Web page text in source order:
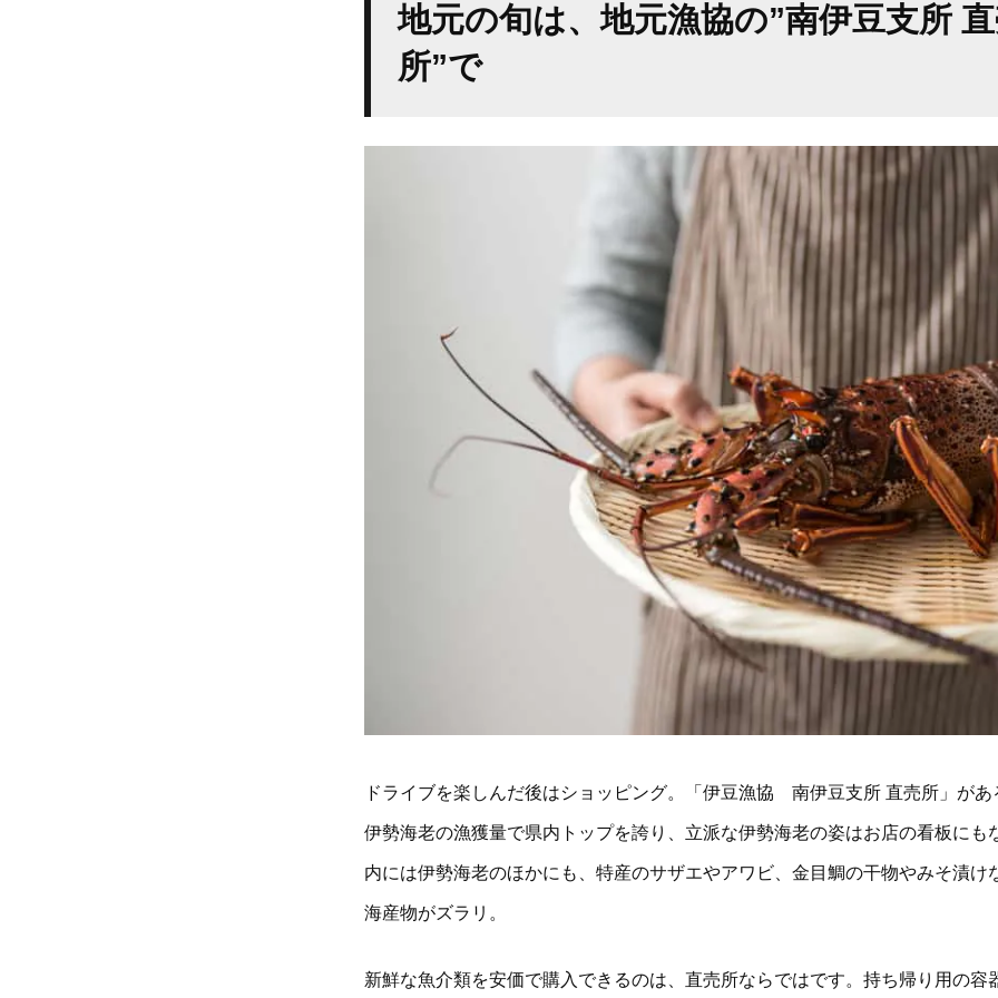
地元の旬は、地元漁協の”南伊豆支所
所”で
ドライブを楽しんだ後はショッピング。「伊豆漁協 南伊豆支所 直売所」があ
伊勢海老の漁獲量で県内トップを誇り、立派な伊勢海老の姿はお店の看板にも
内には伊勢海老のほかにも、特産のサザエやアワビ、金目鯛の干物やみそ漬け
海産物がズラリ。
新鮮な魚介類を安価で購入できるのは、直売所ならではです。持ち帰り用の容